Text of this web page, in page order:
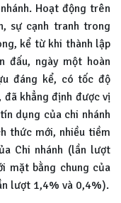
Hoạt động trên
sự cạnh tranh trong
kể từ khi thành lập
đấu, ngày một hoàn
đáng kể, có tốc độ
khẳng định được vị
dụng của chi nhánh
thức mới, nhiều tiềm
Chi nhánh (lần lượt
mặt bằng chung của
lượt 1,4% và 0,4%).